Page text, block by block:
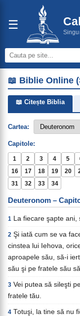
☰
📖 Biblie Online
📖 Citește Biblia
Cartea:
Capitole:
1 2 3 4 5
16
17 18 19 20
31
32 33 34
Deuteronom –
1 La fiecare şapte ani,
2 Şi iată cum se va
cinstea lui Iehova,
aproapele său, să-i
său şi pe fratele său
3 Vei putea să sileşti
fratele tău.
4 Totuşi, la tine să nu